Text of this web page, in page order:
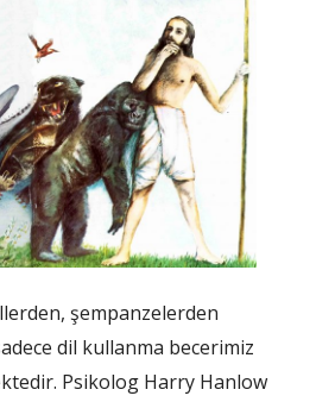
şempanzelerden
dil kullanma becerimiz
Psikolog Harry Hanlow